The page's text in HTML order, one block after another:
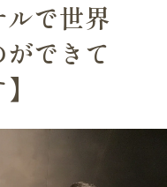
で世界
できて